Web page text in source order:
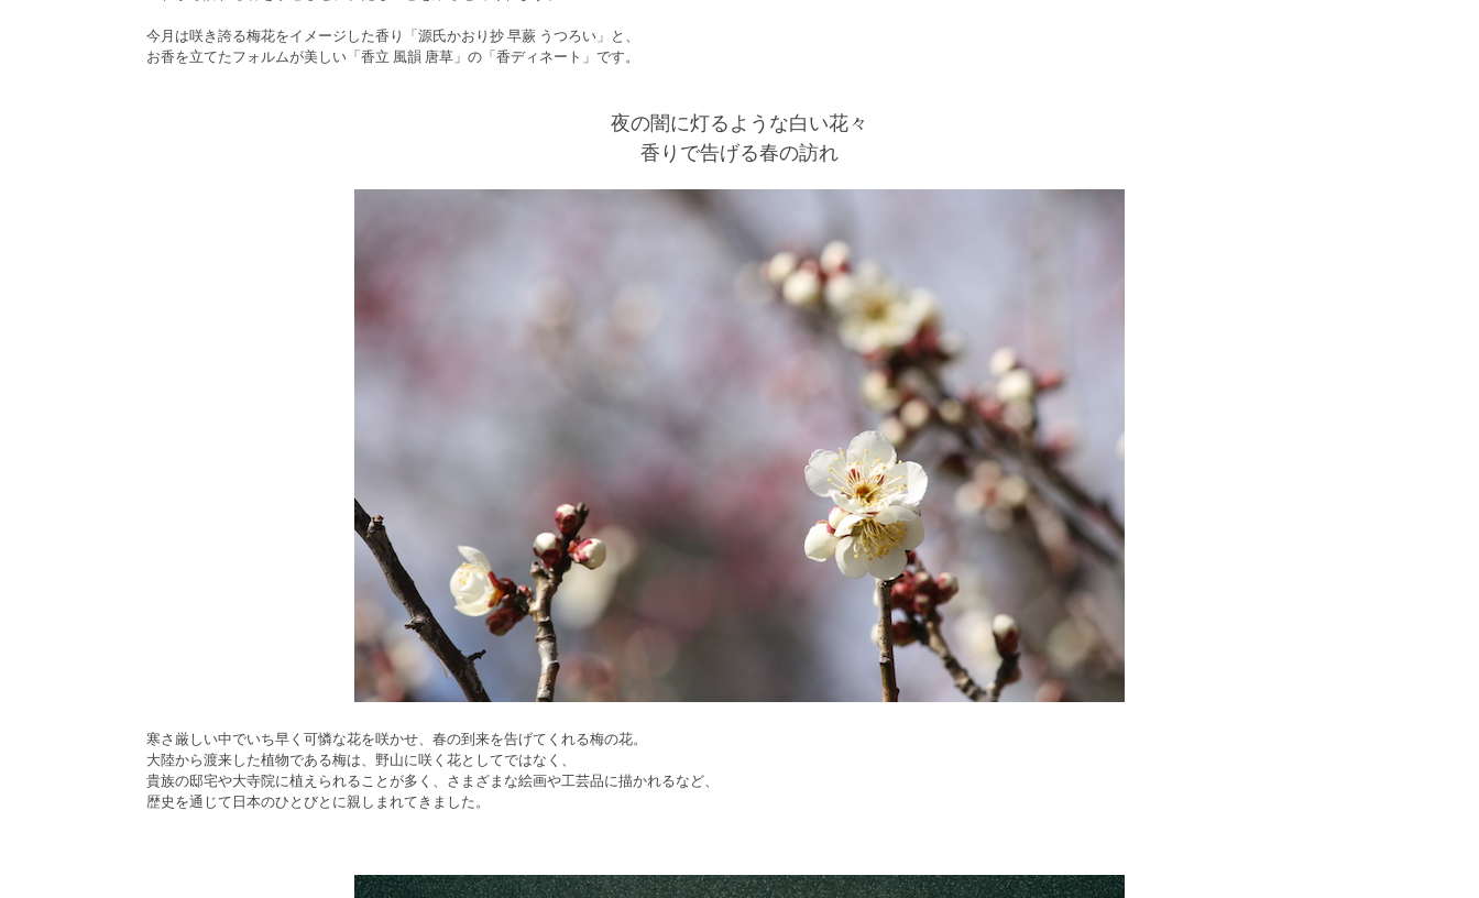
今月は咲き誇る梅花をイメージした香り「源氏かおり抄 早蕨 うつろい」と、
お香を立てたフォルムが美しい「香立 風韻 唐草」の「香ディネート」です。
夜の闇に灯るような白い花々
香りで告げる春の訪れ
寒さ厳しい中でいち早く可憐な花を咲かせ、春の到来を告げてくれる梅の花。
大陸から渡来した植物である梅は、野山に咲く花としてではなく、
貴族の邸宅や大寺院に植えられることが多く、さまざまな絵画や工芸品に描かれるなど、
歴史を通じて日本のひとびとに親しまれてきました。